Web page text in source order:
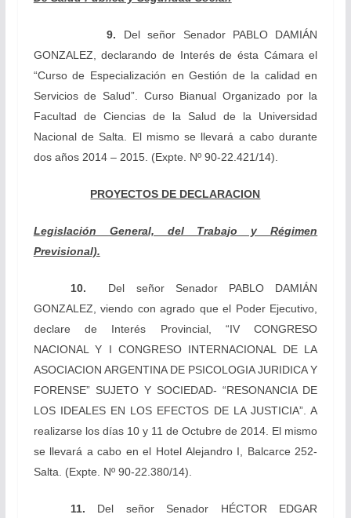
9. Del señor SenadorPABLO DAMIÁN
GONZALEZ, declarando de Interés de ésta Cámara el
“Curso de Especialización en Gestión de la calidad en
Servicios de Salud”. Curso Bianual Organizado por la
Facultad de Ciencias de la Salud de la Universidad
Nacional de Salta. El mismo se llevará a cabo durante
dos años 2014 – 2015. (Expte. Nº 90-22.421/14).
PROYECTOS DE DECLARACION
Legislación General, del Trabajo y Régimen
Previsional).
10. Del señor SenadorPABLO DAMIÁN
GONZALEZ, viendo con agrado que el Poder Ejecutivo,
declare de Interés Provincial, “IV CONGRESO
NACIONAL Y I CONGRESO INTERNACIONAL DE LA
ASOCIACION ARGENTINA DE PSICOLOGIA JURIDICA Y
FORENSE” SUJETO Y SOCIEDAD- “RESONANCIA DE
LOS IDEALES EN LOS EFECTOS DE LA JUSTICIA”. A
realizarse los días 10 y 11 de Octubre de 2014. El mismo
se llevará a cabo en el Hotel Alejandro I, Balcarce 252-
Salta. (Expte. Nº 90-22.380/14).
11. Del señor Senador HÉCTOR EDGAR